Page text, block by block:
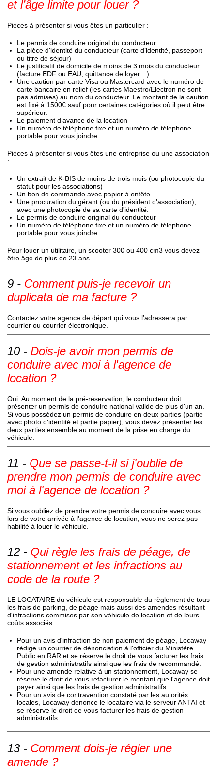
et l’âge limite pour louer ?
Pièces à présenter si vous êtes un particulier :
Le permis de conduire original du conducteur
La pièce d’identité du conducteur (carte d’identité, passeport
ou titre de séjour)
Le justificatif de domicile de moins de 3 mois du conducteur
(facture EDF ou EAU, quittance de loyer…)
Une caution par carte Visa ou Mastercard avec le numéro de
carte bancaire en relief (les cartes Maestro/Electron ne sont
pas admises) au nom du conducteur. Le montant de la caution
est fixé à 1500€ sauf pour certaines catégories où il peut être
supérieur.
Le paiement d’avance de la location
Un numéro de téléphone fixe et un numéro de téléphone
portable pour vous joindre
Pièces à présenter si vous êtes une entreprise ou une association
:
Un extrait de K-BIS de moins de trois mois (ou photocopie du
statut pour les associations)
Un bon de commande avec papier à entête.
Une procuration du gérant (ou du président d'association),
avec une photocopie de sa carte d'identité.
Le permis de conduire original du conducteur
Un numéro de téléphone fixe et un numéro de téléphone
portable pour vous joindre
Pour louer un utilitaire, un scooter 300 ou 400 cm3 vous devez
être âgé de plus de 23 ans.
Comment puis-je recevoir un
duplicata de ma facture ?
Contactez votre agence de départ qui vous l’adressera par
courrier ou courrier électronique.
Dois-je avoir mon permis de
conduire avec moi à l'agence de
location ?
Oui. Au moment de la pré-réservation, le conducteur doit
présenter un permis de conduire national valide de plus d'un an.
Si vous possédez un permis de conduire en deux parties (partie
avec photo d'identité et partie papier), vous devez présenter les
deux parties ensemble au moment de la prise en charge du
véhicule.
Que se passe-t-il si j'oublie de
prendre mon permis de conduire avec
moi à l'agence de location ?
Si vous oubliez de prendre votre permis de conduire avec vous
lors de votre arrivée à l'agence de location, vous ne serez pas
habilité à louer le véhicule.
Qui règle les frais de péage, de
stationnement et les infractions au
code de la route ?
LE LOCATAIRE du véhicule est responsable du règlement de tous
les frais de parking, de péage mais aussi des amendes résultant
d'infractions commises par son véhicule de location et de leurs
coûts associés.
Pour un avis d'infraction de non paiement de péage, Locaway
rédige un courrier de dénonciation à l'officier du Ministère
Public en RAR et se réserve le droit de vous facturer les frais
de gestion administratifs ainsi que les frais de recommandé.
Pour une amende relative à un stationnement, Locaway se
réserve le droit de vous refacturer le montant que l'agence doit
payer ainsi que les frais de gestion administratifs.
Pour un avis de contravention constaté par les autorités
locales, Locaway dénonce le locataire via le serveur ANTAI et
se réserve le droit de vous facturer les frais de gestion
administratifs.
Comment dois-je régler une
amende ?